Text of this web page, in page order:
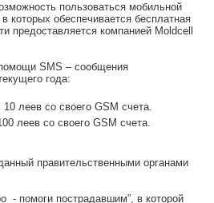
пользоваться мобильной
которых обеспечивается бесплатная
предоставляется компанией Moldcell
SMS – сообщения
года:
леев со своего GSM счета.
леев со своего GSM счета.
правительственными органами
- помоги пострадавшим”, в которой